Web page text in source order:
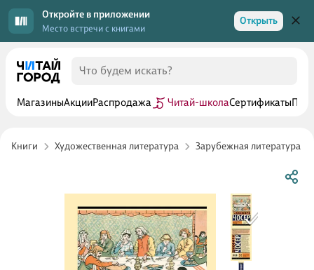
Откройте в приложении
Место встречи с книгами
Открыть
МагазиныАкцииРаспродажа Читай-школаСертификаты
Книги Художественная литература Зарубежная литература